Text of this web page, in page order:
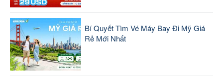
Bí Quyết Tìm Vé Máy Bay Đi Mỹ Giá
Rẻ Mới Nhất